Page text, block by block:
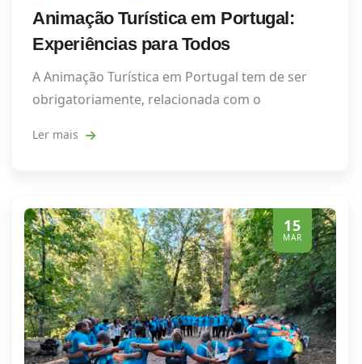
Animação Turística em Portugal:
Experiências para Todos
A Animação Turística em Portugal tem de ser
obrigatoriamente, relacionada com o
Ler mais
15
MAR